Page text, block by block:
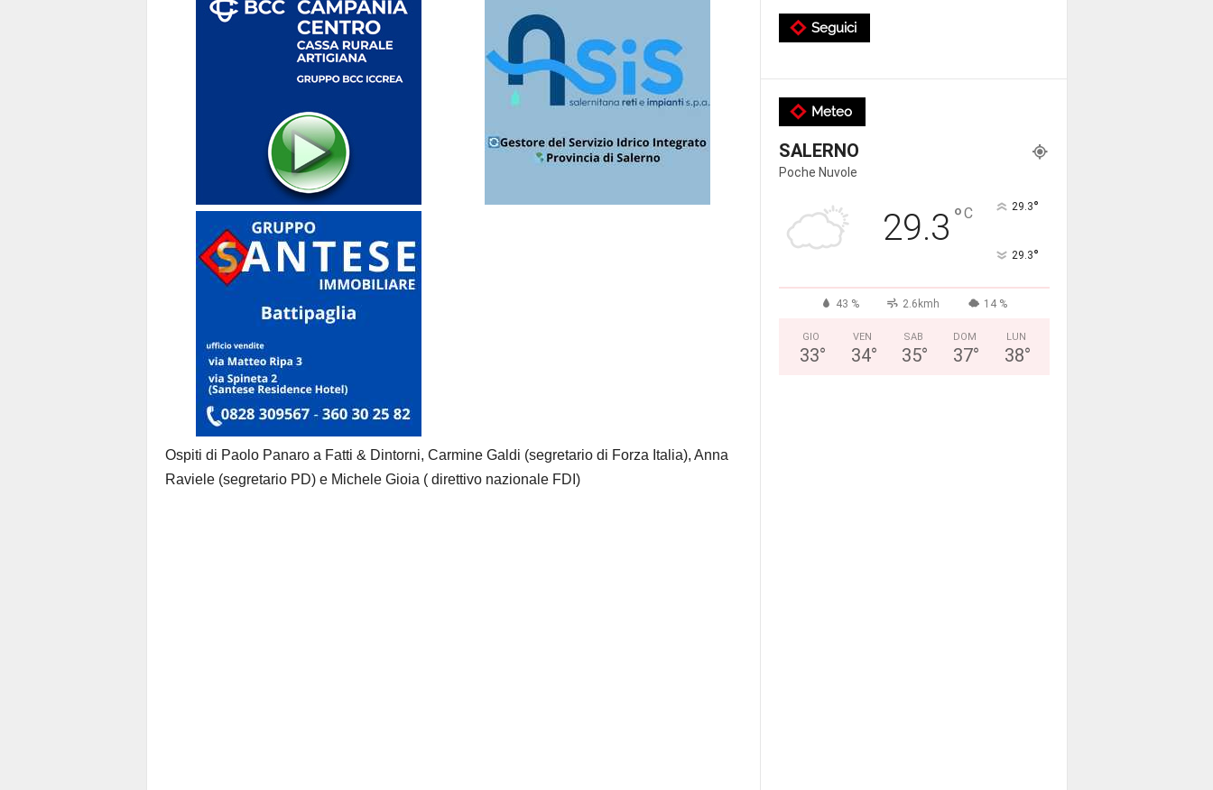
Ospiti di Paolo Panaro a Fatti & Dintorni, Carmine Galdi (segretario di Forza Italia), Anna
Raviele (segretario PD) e Michele Gioia ( direttivo nazionale FDI)
Seguici
Meteo
SALERNO
Poche Nuvole
29.3 °C 29.3°
29.3°
43 % 2.6kmh 14 %
GIO
33°
VEN
34°
SAB
35°
DOM
37°
LUN
38°